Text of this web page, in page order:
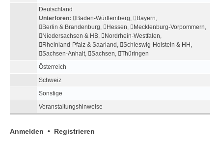
Deutschland
Unterforen:
Baden-Württemberg, Bayern,
Berlin & Brandenburg, Hessen, Mecklenburg-Vorpommern,
Niedersachsen & HB, Nordrhein-Westfalen,
Rheinland-Pfalz & Saarland , Schleswig-Holstein & HH ,
Sachsen-Anhalt, Sachsen,
Thüringen
Österreich
Schweiz
Sonstige
Veranstaltungshinweise
Anmelden • Registrieren